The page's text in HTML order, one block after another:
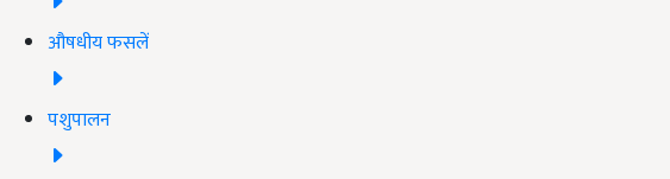
औषधीय फसलें
पशुपालन